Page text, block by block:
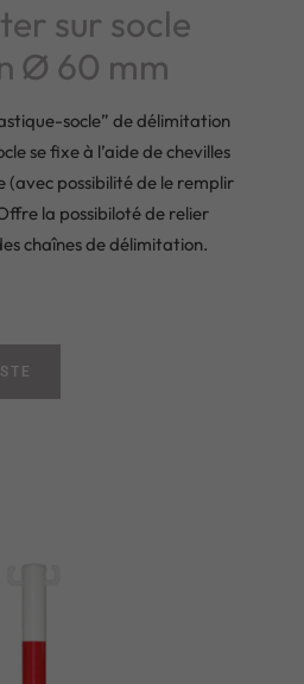
sur socle
Ø 60 mm
socle” de délimitation
se fixe à l’aide de chevilles
(avec possibilité de le remplir
la possibiloté de relier
chaînes de délimitation.